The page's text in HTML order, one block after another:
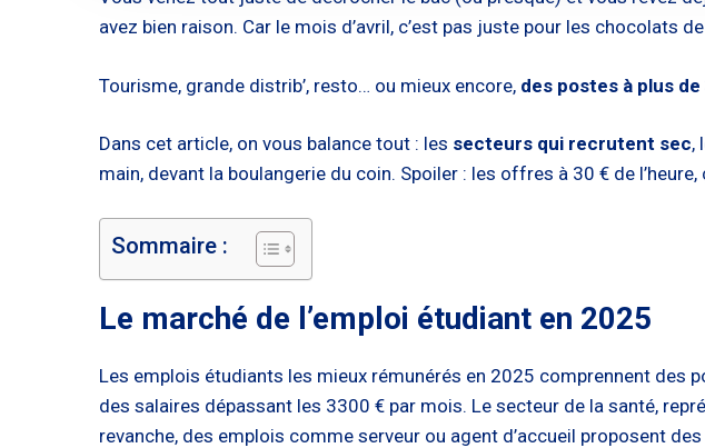
avez bien raison. Car le mois d’avril, c’est pas juste pour les chocolats
Tourisme, grande distrib’, resto… ou mieux encore, des postes à plus
Dans cet article, on vous balance tout : les secteurs qui recrutent sec,
main, devant la boulangerie du coin. Spoiler : les offres à 30 € de
Sommaire :
Le marché de l’emploi étudiant en 2025
Les emplois étudiants les mieux rémunérés en 2025 comprennent des
des salaires dépassant les 3300 € par mois. Le secteur de la santé,
revanche, des emplois comme serveur ou agent d’accueil proposent